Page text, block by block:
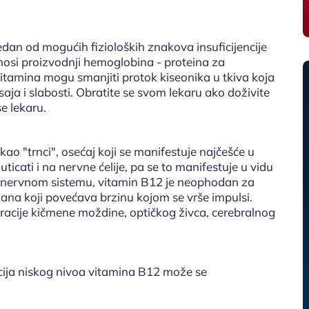
od mogućih fizioloških znakova insuficijencije
proizvodnji hemoglobina - proteina za
mogu smanjiti protok kiseonika u tkiva koja
i slabosti. Obratite se svom lekaru ako doživite
lekaru.
"trnci", osećaj koji se manifestuje najčešće u
i na nervne ćelije, pa se to manifestuje u vidu
sistemu, vitamin B12 je neophodan za
koji povećava brzinu kojom se vrše impulsi.
kičmene moždine, optičkog živca, cerebralnog
niskog nivoa vitamina B12 može se